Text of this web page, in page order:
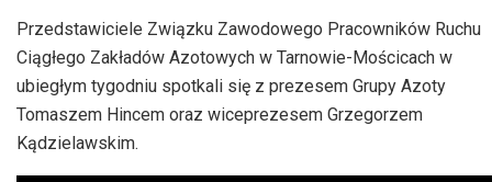
Przedstawiciele Związku Zawodowego Pracowników Ruchu
Ciągłego Zakładów Azotowych w Tarnowie-Mościcach w
ubiegłym tygodniu spotkali się z prezesem Grupy Azoty
Tomaszem Hincem oraz wiceprezesem Grzegorzem
Kądzielawskim.